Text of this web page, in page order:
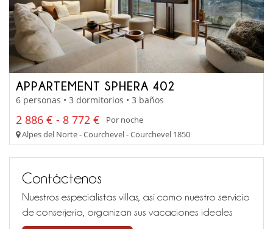
APPARTEMENT SPHERA 402
6 personas • 3 dormitorios • 3 baños
2 886 € - 8 772 €
Por noche
Alpes del Norte - Courchevel - Courchevel 1850
Contáctenos
Nuestros especialistas villas, así como nuestro servicio
de conserjería, organizan sus vacaciones ideales